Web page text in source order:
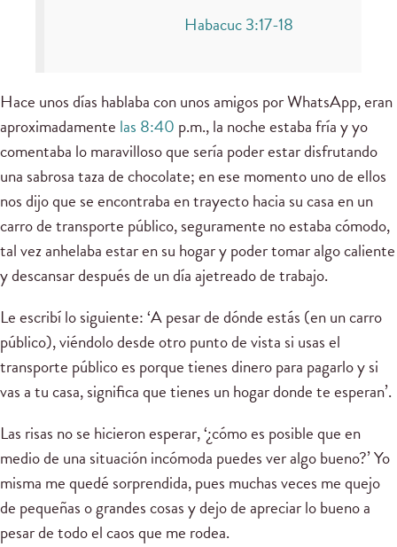
Habacuc 3:17-18
Hace unos días hablaba con unos amigos por WhatsApp, eran
aproximadamente las 8:40 p.m., la noche estaba fría y yo
comentaba lo maravilloso que sería poder estar disfrutando
una sabrosa taza de chocolate; en ese momento uno de ellos
nos dijo que se encontraba en trayecto hacia su casa en un
carro de transporte público, seguramente no estaba cómodo,
tal vez anhelaba estar en su hogar y poder tomar algo caliente
y descansar después de un día ajetreado de trabajo.
Le escribí lo siguiente: ‘A pesar de dónde estás (en un carro
público), viéndolo desde otro punto de vista si usas el
transporte público es porque tienes dinero para pagarlo y si
vas a tu casa, significa que tienes un hogar donde te esperan’.
Las risas no se hicieron esperar, ‘¿cómo es posible que en
medio de una situación incómoda puedes ver algo bueno?’ Yo
misma me quedé sorprendida, pues muchas veces me quejo
de pequeñas o grandes cosas y dejo de apreciar lo bueno a
pesar de todo el caos que me rodea.